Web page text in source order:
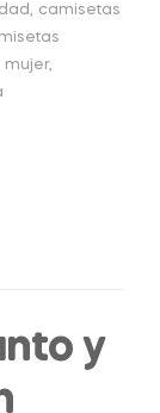
, camisetas
mujer,
y